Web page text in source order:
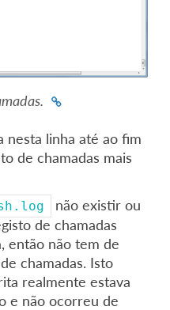
nesta linha até ao fim
de chamadas mais
não existir ou
de chamadas
então não tem de
chamadas. Isto
realmente estava
e não ocorreu de